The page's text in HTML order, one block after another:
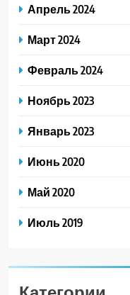
Апрель 2024
Март 2024
Февраль 2024
Ноябрь 2023
Январь 2023
Июнь 2020
Май 2020
Июль 2019